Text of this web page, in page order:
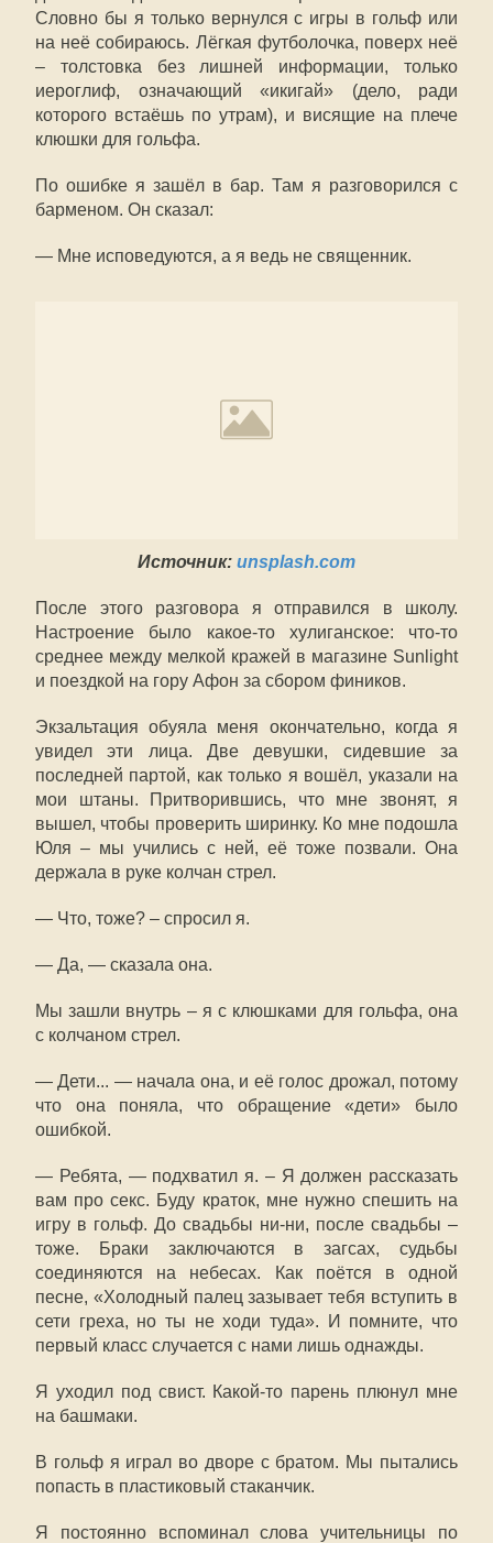
Словно бы я только вернулся с игры в гольф или
на неё собираюсь. Лёгкая футболочка, поверх неё
– толстовка без лишней информации, только
иероглиф, означающий «икигай» (дело, ради
которого встаёшь по утрам), и висящие на плече
клюшки для гольфа.
По ошибке я зашёл в бар. Там я разговорился с
барменом. Он сказал:
— Мне исповедуются, а я ведь не священник.
Источник: unsplash.com
После этого разговора я отправился в школу.
Настроение было какое-то хулиганское: что-то
среднее между мелкой кражей в магазине Sunlight
и поездкой на гору Афон за сбором фиников.
Экзальтация обуяла меня окончательно, когда я
увидел эти лица. Две девушки, сидевшие за
последней партой, как только я вошёл, указали на
мои штаны. Притворившись, что мне звонят, я
вышел, чтобы проверить ширинку. Ко мне подошла
Юля – мы учились с ней, её тоже позвали. Она
держала в руке колчан стрел.
— Что, тоже? – спросил я.
— Да, — сказала она.
Мы зашли внутрь – я с клюшками для гольфа, она
с колчаном стрел.
— Дети... — начала она, и её голос дрожал, потому
что она поняла, что обращение «дети» было
ошибкой.
— Ребята, — подхватил я. – Я должен рассказать
вам про секс. Буду краток, мне нужно спешить на
игру в гольф. До свадьбы ни-ни, после свадьбы –
тоже. Браки заключаются в загсах, судьбы
соединяются на небесах. Как поётся в одной
песне, «Холодный палец зазывает тебя вступить в
сети греха, но ты не ходи туда». И помните, что
первый класс случается с нами лишь однажды.
Я уходил под свист. Какой-то парень плюнул мне
на башмаки.
В гольф я играл во дворе с братом. Мы пытались
попасть в пластиковый стаканчик.
Я постоянно вспоминал слова учительницы по